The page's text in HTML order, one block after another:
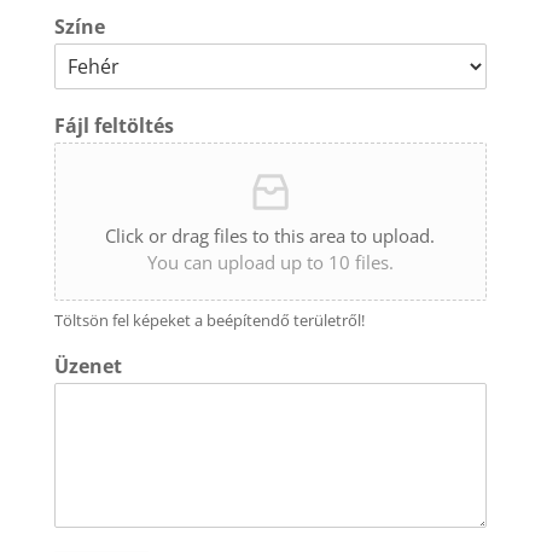
Színe
Fájl feltöltés
Click or drag files to this area to upload.
You can upload up to 10 files.
Töltsön fel képeket a beépítendő területről!
Üzenet